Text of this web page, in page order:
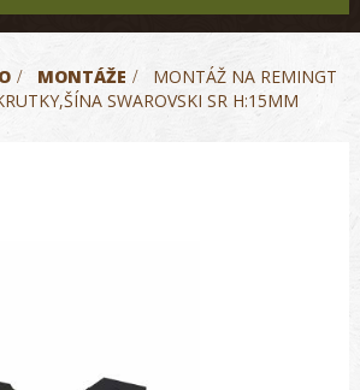
> MONTÁŽE >
MONTÁŽ NA REMINGT
SWAROVSKI SR H:15MM